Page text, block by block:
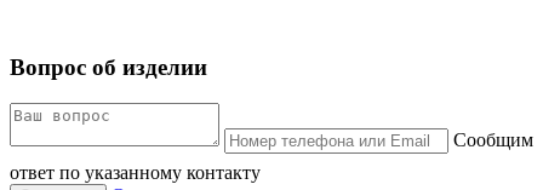
Вопрос об изделии
Сообщим
ответ по указанному контакту